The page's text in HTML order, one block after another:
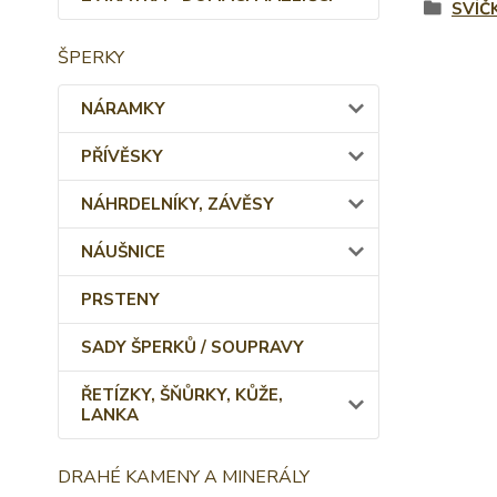
ŠPERKY
NÁRAMKY
PŘÍVĚSKY
NÁHRDELNÍKY, ZÁVĚSY
NÁUŠNICE
PRSTENY
SADY ŠPERKŮ / SOUPRAVY
ŘETÍZKY, ŠŇŮRKY, KŮŽE,
LANKA
DRAHÉ KAMENY A MINERÁLY